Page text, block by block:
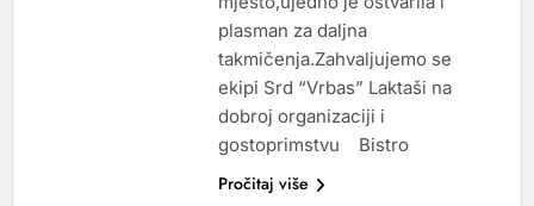
plasman za daljna
takmičenja.Zahvaljujemo se
ekipi Srd “Vrbas” Laktaši na
dobroj organizaciji i
gostoprimstvu Bistro
Pročitaj više